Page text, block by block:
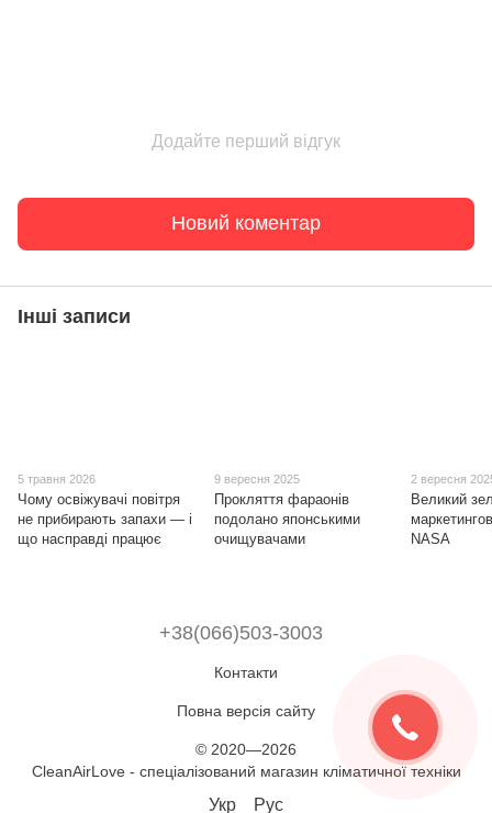
Додайте перший відгук
Новий коментар
Інші записи
5 травня 2026
Чому освіжувачі повітря
не прибирають запахи — і
що насправді працює
9 вересня 2025
Прокляття фараонів
подолано японськими
очищувачами
2 вересня
Великий
NASA
+38(066)503-3003
Контакти
Повна версія сайту
© 2020—2026
CleanAirLove - спеціалізований магазин кліматичної техніки
Укр Рус